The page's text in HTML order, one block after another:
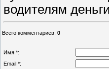
водителям
Всего комментариев: 0
Имя *:
Email *: